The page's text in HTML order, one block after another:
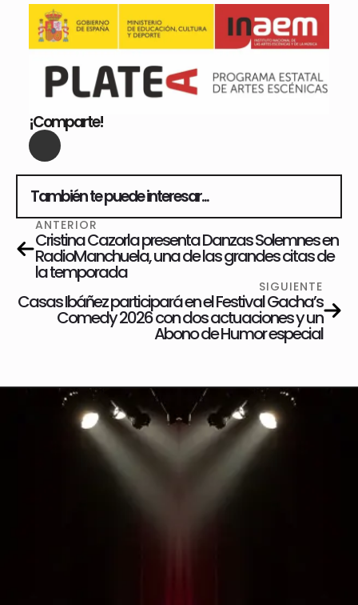
¡Comparte!
También te puede interesar...
ANTERIOR
Cristina Cazorla presenta Danzas Solemnes en
RadioManchuela, una de las grandes citas de
la temporada
SIGUIENTE
Casas Ibáñez participará en el Festival Gacha’s
Comedy 2026 con dos actuaciones y un
Abono de Humor especial
navegación y asegurar el correcto funcionamiento del sitio. Al
continuar utilizando este sitio, reconoce y acepta el uso de cookies.
Aceptar todo
Aceptar solo las requeridas
Detalles